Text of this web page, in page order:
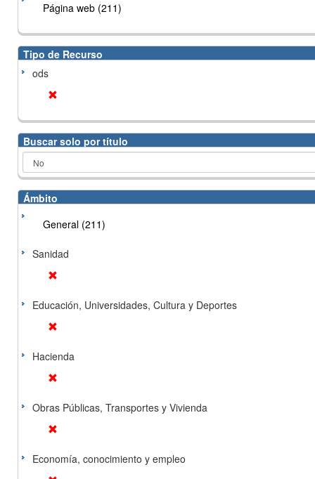
Página web (211)
Tipo de Recurso
ods
Buscar solo por título
Ámbito
General (211)
Sanidad
Educación, Universidades, Cultura y Deportes
Hacienda
Obras Públicas, Transportes y Vivienda
Economía, conocimiento y empleo